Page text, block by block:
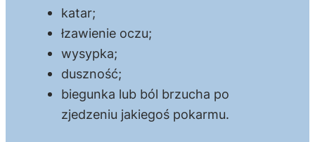
katar;
łzawienie oczu;
wysypka;
duszność;
biegunka lub ból brzucha po
zjedzeniu jakiegoś pokarmu.